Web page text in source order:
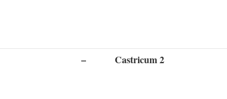
– Castricum 2